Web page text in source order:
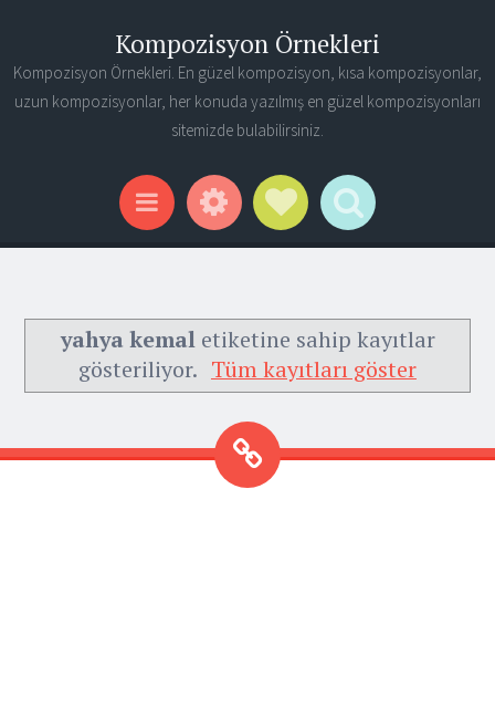
Kompozisyon Örnekleri
Kompozisyon Örnekleri. En güzel kompozisyon, kısa kompozisyonlar,
uzun kompozisyonlar, her konuda yazılmış en güzel kompozisyonları
sitemizde bulabilirsiniz.
Menu WidgetsSocial Links
Search
yahya kemaletiketine sahip kayıtlar
gösteriliyor. Tüm kayıtları göster